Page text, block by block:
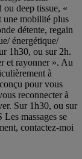
ou deep tissue, «
une mobilité plus
détente, regain
énergétique/
1h30, ou sur 2h.
et rayonner ». Au
à
pour vous
reconnecter à
Sur 1h30, ou sur
massages se
contactez-moi